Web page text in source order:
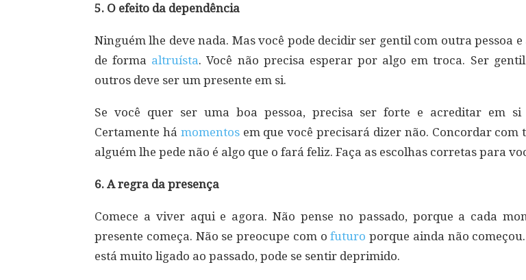
5. O efeito da dependência
Ninguém lhe deve nada. Mas você pode decidir ser gentil com outra pessoa
de forma altruísta. Você não precisa esperar por algo em troca. Ser
outros deve ser um presente em si.
Se você quer ser uma boa pessoa, precisa ser forte e acreditar em si
Certamente há momentosem que você precisará dizer não. Concordar com
alguém lhe pede não é algo que o fará feliz. Faça as escolhas corretas para
6. A regra da presença
Comece a viver aqui e agora. Não pense no passado, porque a cada
presente começa. Não se preocupe com ofuturo porque ainda não começou.
está muito ligado ao passado, pode se sentir deprimido.